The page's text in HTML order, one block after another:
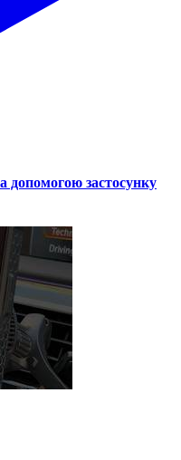
допомогою застосунку